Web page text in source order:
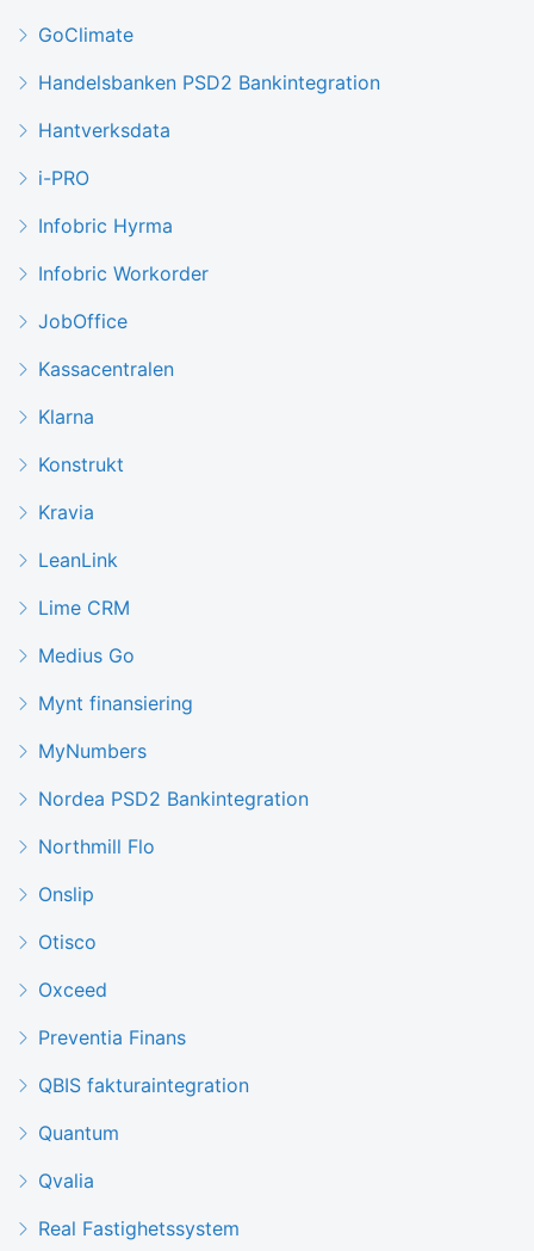
GoClimate
Handelsbanken PSD2 Bankintegration
Hantverksdata
i-PRO
Infobric Hyrma
Infobric Workorder
JobOffice
Kassacentralen
Klarna
Konstrukt
Kravia
LeanLink
Lime CRM
Medius Go
Mynt finansiering
MyNumbers
Nordea PSD2 Bankintegration
Northmill Flo
Onslip
Otisco
Oxceed
Preventia Finans
QBIS fakturaintegration
Quantum
Qvalia
Real Fastighetssystem